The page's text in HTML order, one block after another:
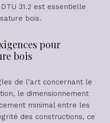
31.2 est essentielle
bois.
pour
bois
de l’art concernant le
le dimensionnement
minimal entre les
des constructions, ce